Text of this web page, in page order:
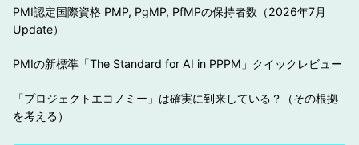
PMI認定国際資格 PMP, PgMP, PfMPの保持者数（2026年7月
Update）
PMIの新標準「The Standard for AI in PPPM」クイックレビュー
「プロジェクトエコノミー」は確実に到来している？（その根拠
を考える）